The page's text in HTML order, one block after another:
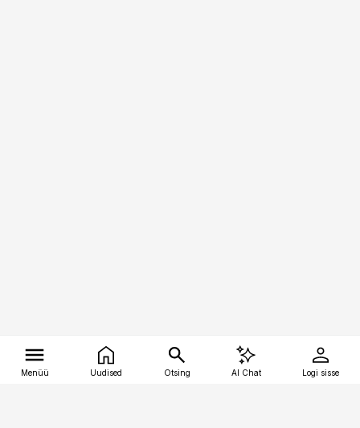
Menüü Uudised Otsing AI Chat Logi sisse